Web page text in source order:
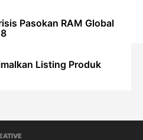
Pasokan RAM Global
Listing Produk